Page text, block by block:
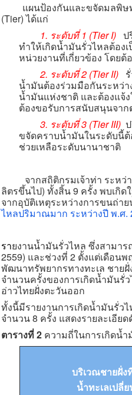
แผนป้องกันและขจัดมลพิษทา
(Tier) ได้แก่
1. ระดับที่ 1 (Tier I) ป
ทำให้เกิดน้ำมันรั่วไหลต้อง
หน่วยงานที่เกี่ยวข้อง โดยต้
2. ระดับที่ 2 (Tier II)รั่ว
น้ำมันต้องร่วมมือกันระหว่
น้ำมันแห่งชาติ และต้องแจ้
ต้องขอรับการสนับสนุนจาก
3. ระดับที่ 3 (Tier III)ป
ขจัดคราบน้ำมันในระดับนี้ต้
ช่วยเหลือระดับนานาชาติ
จากสถิติกรมเจ้าท่า ระหว่าง
ลิตรขึ้นไป) ทั้งสิ้น 9 ครั้ง พบเกิด
จากอุบัติเหตุระหว่างการขนถ่า
ไหลปริมาณมาก ระหว่างปี พ.ศ.
รายงานน้ำมันรั่วไหล ซึ่งสามาร
2559) และช่วงที่ 2 ตั้งแต่เดือน
พัฒนาทรัพยากรทางทะเล ชายฝั่
จำนวนครั้งของการเกิดน้ำมันรั่
อ่าวไทยฝั่งตะวันออก
ทั้งนี้มีรายงานการเกิดน้ำมันรั่ว
จำนวน 8 ครั้ง แสดงรายละเอียด
ตารางที่ 2ความถี่ในการเกิดน้ำ
บริเวณชายฝั่ง
น้ำทะเลเปลี่